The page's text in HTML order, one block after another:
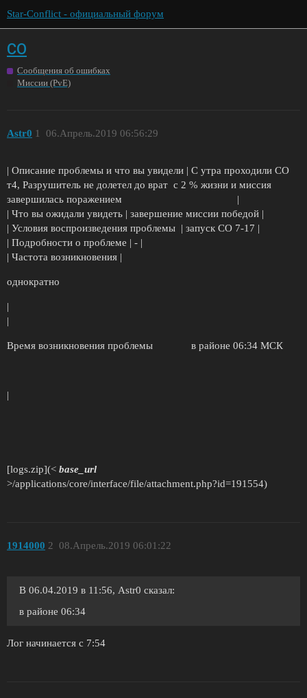
Star-Conflict - официальный форум
СО
Сообщения об ошибках
Миссии (PvE)
Astr0 06.Апрель.2019 06:56:29
1
| Описание проблемы и что вы увидели | С утра проходили СО
т4, Разрушитель не долетел до врат с 2 % жизни и миссия
завершилась поражением |
| Что вы ожидали увидеть | завершение миссии победой |
| Условия воспроизведения проблемы | запуск СО 7-17 |
| Подробности о проблеме | - |
| Частота возникновения |
однократно
|
|
Время возникновения проблемы в районе 06:34 МСК
|
[logs.zip](< base_url
>/applications/core/interface/file/attachment.php?id=191554)
1914000 08.Апрель.2019 06:01:22
2
В 06.04.2019 в 11:56, Astr0 сказал:
в районе 06:34
Лог начинается с 7:54